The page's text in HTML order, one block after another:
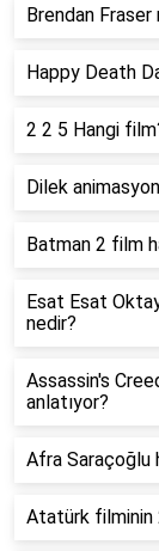
Brendan Fraser
Happy Death
2 2 5 Hangi
Dilek
Batman 2 film
Esat Esat
nedir?
Assassin's
anlatıyor?
Afra Saraçoğlu
Atatürk filminin